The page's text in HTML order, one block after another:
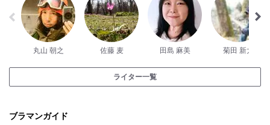
丸山 朝之 佐藤 麦 田島 麻美 菊田 新大
ライター一覧
ブラマンガイド